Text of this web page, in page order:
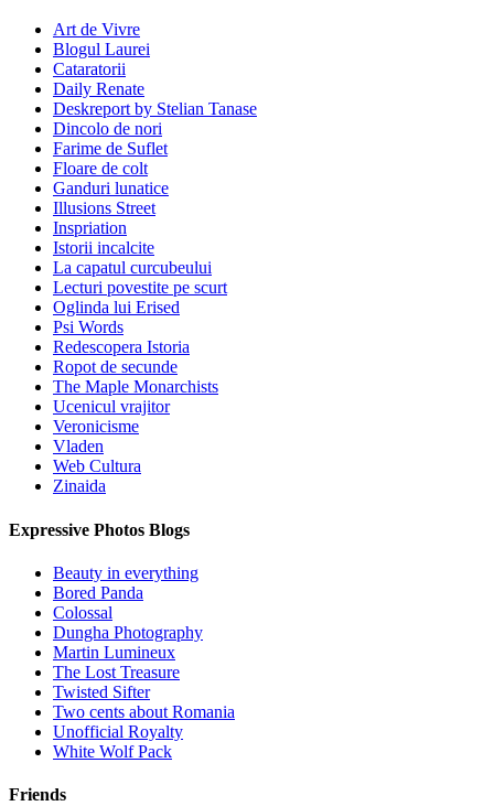
Art de Vivre
Blogul Laurei
Cataratorii
Daily Renate
Deskreport by Stelian Tanase
Dincolo de nori
Farime de Suflet
Floare de colt
Ganduri lunatice
Illusions Street
Inspriation
Istorii incalcite
La capatul curcubeului
Lecturi povestite pe scurt
Oglinda lui Erised
Psi Words
Redescopera Istoria
Ropot de secunde
The Maple Monarchists
Ucenicul vrajitor
Veronicisme
Vladen
Web Cultura
Zinaida
Expressive Photos Blogs
Beauty in everything
Bored Panda
Colossal
Dungha Photography
Martin Lumineux
The Lost Treasure
Twisted Sifter
Two cents about Romania
Unofficial Royalty
White Wolf Pack
Friends